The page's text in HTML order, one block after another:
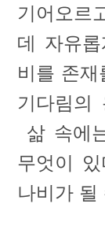
기어오르
데 자유
비를 존재
기다림의
삶 속에
무엇이
나비가 될